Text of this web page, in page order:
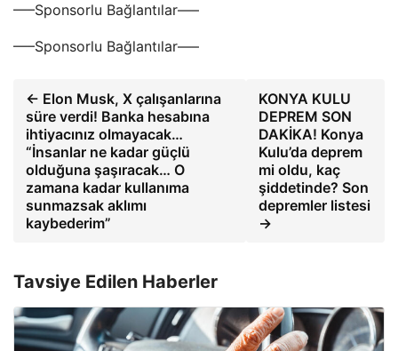
—–Sponsorlu Bağlantılar—–
—–Sponsorlu Bağlantılar—–
← Elon Musk, X çalışanlarına
süre verdi! Banka hesabına
ihtiyacınız olmayacak…
“İnsanlar ne kadar güçlü
olduğuna şaşıracak… O
zamana kadar kullanıma
sunmazsak aklımı
kaybederim”
KONYA KULU
DEPREM SON
DAKİKA! Konya
Kulu’da deprem
mi oldu, kaç
şiddetinde? Son
depremler listesi
→
Tavsiye Edilen Haberler